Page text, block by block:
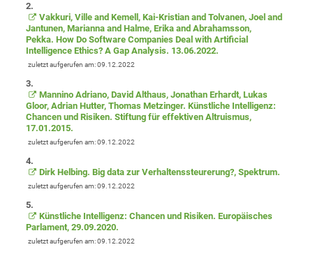
2.
Vakkuri, Ville and Kemell, Kai-Kristian and Tolvanen, Joel and
Jantunen, Marianna and Halme, Erika and Abrahamsson,
Pekka. How Do Software Companies Deal with Artificial
Intelligence Ethics? A Gap Analysis. 13.06.2022.
zuletzt aufgerufen am: 09.12.2022
3.
Mannino Adriano, David Althaus, Jonathan Erhardt, Lukas
Gloor, Adrian Hutter, Thomas Metzinger. Künstliche Intelligenz:
Chancen und Risiken. Stiftung für effektiven Altruismus,
17.01.2015.
zuletzt aufgerufen am: 09.12.2022
4.
Dirk Helbing. Big data zur Verhaltenssteurerung?, Spektrum.
zuletzt aufgerufen am: 09.12.2022
5.
Künstliche Intelligenz: Chancen und Risiken. Europäisches
Parlament, 29.09.2020.
zuletzt aufgerufen am: 09.12.2022